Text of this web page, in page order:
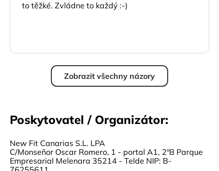
to těžké. Zvládne to každý :-)
Zobrazit všechny názory
Poskytovatel / Organizátor:
New Fit Canarias S.L. LPA
C/Monseñor Oscar Romero, 1 - portal A1, 2ºB Parque
Empresarial Melenara 35214 - Telde NIP: B-